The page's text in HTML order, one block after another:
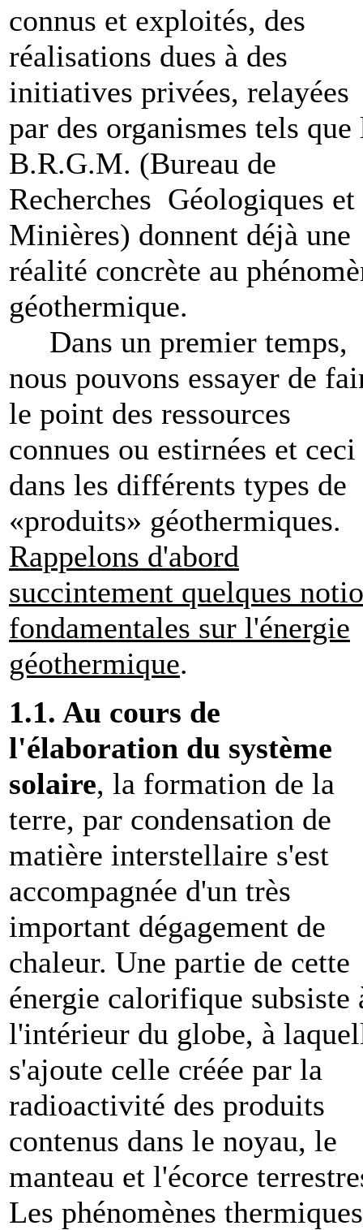
connus et exploités, des
réalisations dues à des
initiatives privées, relayées
par des organismes tels que
B.R.G.M. (Bureau de
Recherches Géologiques et
Minières) donnent déjà une
réalité concrète au
géothermique.
Dans un premier temps,
nous pouvons essayer de
le point des ressources
connues ou estirnées et ceci
dans les différents types de
«produits» géothermiques.
Rappelons d'abord
succintement quelques
fondamentales sur l'énergie
géothermique.
1.1. Au cours de
l'élaboration du système
solaire, la formation de la
terre, par condensation de
matière interstellaire s'est
accompagnée d'un très
important dégagement de
chaleur. Une partie de cette
énergie calorifique subsiste
l'intérieur du globe, à
s'ajoute celle créée par la
radioactivité des produits
contenus dans le noyau, le
manteau et l'écorce
Les phénomènes thermiques